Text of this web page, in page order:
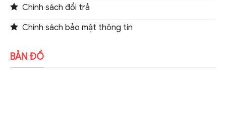
Chính sách đổi trả
Chính sách bảo mật thông tin
BẢN ĐỒ